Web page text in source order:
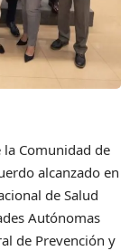
la Comunidad de
alcanzado en
de Salud
Autónomas
de Prevención y